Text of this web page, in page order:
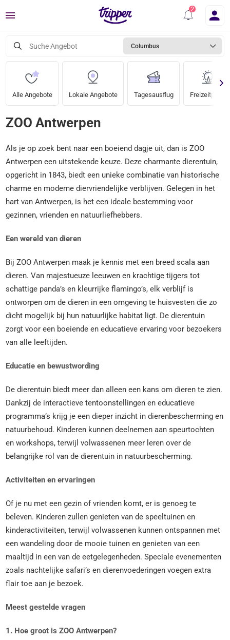
Menü
Suche Angebot Columbus
Alle Angebote Lokale Angebote Tagesausflug Freizeitparks
ZOO Antwerpen
Als je op zoek bent naar een boeiend dagje uit, dan is ZOO
Antwerpen een uitstekende keuze. Deze charmante dierentuin,
opgericht in 1843, biedt een unieke combinatie van historische
charme en moderne diervriendelijke verblijven. Gelegen in het
hart van Antwerpen, is het een ideale bestemming voor
gezinnen, vrienden en natuurliefhebbers.
Een wereld van dieren
Bij ZOO Antwerpen maak je kennis met een breed scala aan
dieren. Van majestueuze leeuwen en krachtige tijgers tot
schattige panda’s en kleurrijke flamingo’s, elk verblijf is
ontworpen om de dieren in een omgeving te huisvesten die zo
dicht mogelijk bij hun natuurlijke habitat ligt. De dierentuin
zorgt voor een boeiende en educatieve ervaring voor bezoekers
van alle leeftijden.
Educatie en bewustwording
De dierentuin biedt meer dan alleen een kans om dieren te zien.
Dankzij de interactieve tentoonstellingen en educatieve
programma’s krijg je een dieper inzicht in dierenbescherming en
natuurbehoud. Kinderen kunnen deelnemen aan speurtochten
en workshops, terwijl volwassenen meer leren over de
belangrijke rol van de dierentuin in natuurbescherming.
Activiteiten en ervaringen
Of je nu met een gezin of vrienden komt, er is genoeg te
beleven. Kinderen zullen genieten van de speeltuinen en
kinderactiviteiten, terwijl volwassenen kunnen ontspannen met
een wandeling door de mooie tuinen en genieten van een
maaltijd in een van de eetgelegenheden. Speciale evenementen
zoals nachtelijke safari’s en dierenvoederingen voegen extra
flair toe aan je bezoek.
Meest gestelde vragen
1. Hoe groot is ZOO Antwerpen?